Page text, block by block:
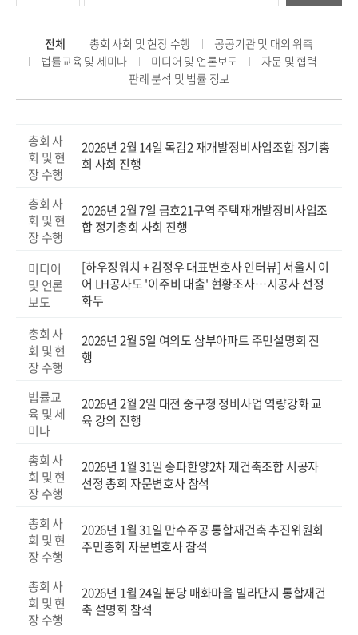
전체 총회 사회 및 현장 수행
공공기관 및 대외 위촉
법률교육 및 세미나
미디어 및 언론보도
자문 및 협력
판례 분석 및 법률 정보
총회 사
회 및 현
장 수행
2026년 2월 14일 목감2 재개발정비사업조합 정기총
회 사회 진행
총회 사
회 및 현
장 수행
2026년 2월 7일 금호21구역 주택재개발정비사업조
합 정기총회 사회 진행
미디어
및 언론
보도
[하우징워치 + 김정우 대표변호사 인터뷰] 서울시 이
어 LH공사도 '이주비 대출' 현황조사…시공사 선정
화두
총회 사
회 및 현
장 수행
2026년 2월 5일 여의도 삼부아파트 주민설명회 진
행
법률교
육 및 세
미나
2026년 2월 2일 대전 중구청 정비사업 역량강화 교
육 강의 진행
총회 사
회 및 현
장 수행
2026년 1월 31일 송파한양2차 재건축조합 시공자
선정 총회 자문변호사 참석
총회 사
회 및 현
장 수행
2026년 1월 31일 만수주공 통합재건축 추진위원회
주민총회 자문변호사 참석
총회 사
회 및 현
장 수행
2026년 1월 24일 분당 매화마을 빌라단지 통합재건
축 설명회 참석